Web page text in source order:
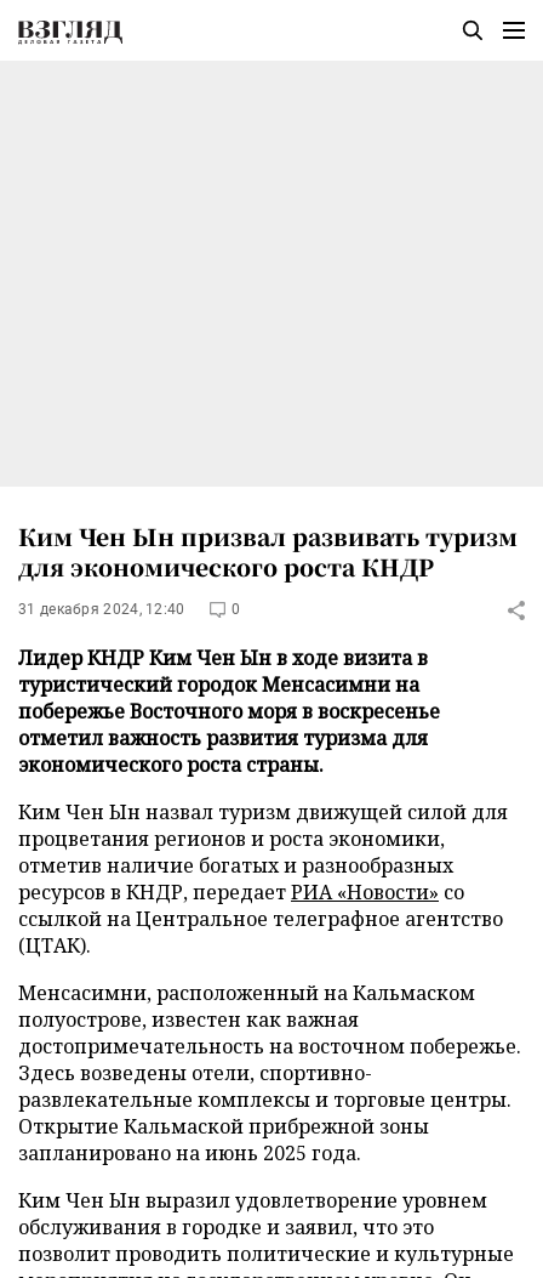
Ким Чен Ын призвал развивать туризм
для экономического роста КНДР
31 декабря 2024, 12:40 0
Лидер КНДР Ким Чен Ын в ходе визита в
туристический городок Менсасимни на
побережье Восточного моря в воскресенье
отметил важность развития туризма для
экономического роста страны.
Ким Чен Ын назвал туризм движущей силой для
процветания регионов и роста экономики,
отметив наличие богатых и разнообразных
ресурсов в КНДР, передаетРИА «Новости» со
ссылкой на Центральное телеграфное агентство
(ЦТАК).
Менсасимни, расположенный на Кальмаском
полуострове, известен как важная
достопримечательность на восточном побережье.
Здесь возведены отели, спортивно-
развлекательные комплексы и торговые центры.
Открытие Кальмаской прибрежной зоны
запланировано на июнь 2025 года.
Ким Чен Ын выразил удовлетворение уровнем
обслуживания в городке и заявил, что это
позволит проводить политические и культурные